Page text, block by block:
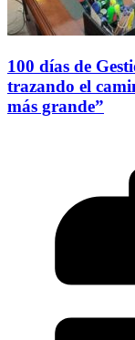
100 días de
trazando el
más grande”